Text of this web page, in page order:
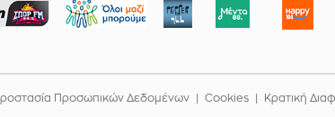
Προσωπικών Δεδομένων Cookies Κρατική